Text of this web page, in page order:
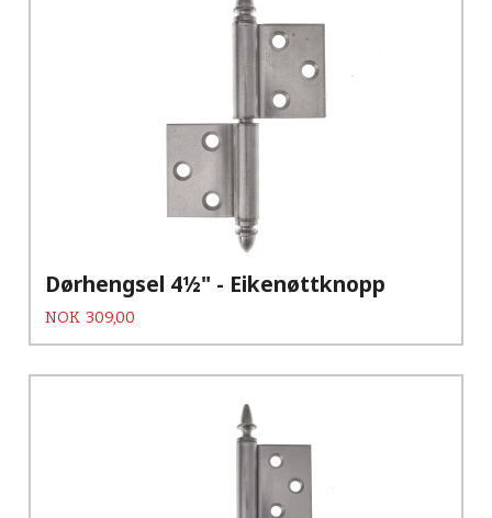
Dørhengsel 4½" - Eikenøttknopp
Pris
NOK 309,00